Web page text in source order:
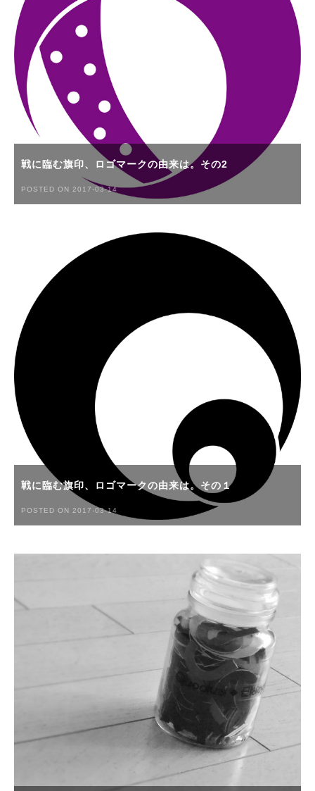
戦に臨む旗印、ロゴマークの由来は。その2
POSTED ON 2017-03-14
戦に臨む旗印、ロゴマークの由来は。その１
POSTED ON 2017-03-14